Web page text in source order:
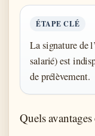
ÉTAPE CLÉ
La signature de
salarié) est
de prélèvement.
Quels